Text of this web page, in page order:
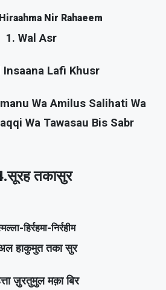
Nir Rahaeem
1. Wal Asr
Insaana Lafi Khusr
Wa Amilus Salihati Wa
Wa Tawasau Bis Sabr
तकासुर
हिर्रहमा-निर्रहीम
हाकुमुत तका सुर
ज़ुरतुमुल मक़ा बिर